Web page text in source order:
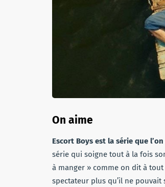
On aime
Escort Boys est la série que
série qui soigne tout à la fois
à manger » comme on dit à
spectateur plus qu’il ne pouvait